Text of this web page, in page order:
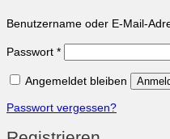
Benutzername oder E-Mail-
Passwort *Erforderlich
Angemeldet bleiben
Passwort vergessen?